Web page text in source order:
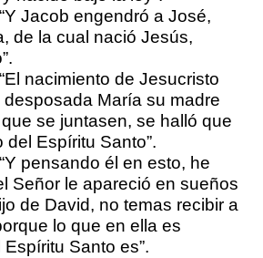
Jacob engendró a José,
de la cual nació Jesús,
nacimiento de Jesucristo
María su madre
se juntasen, se halló que
Espíritu Santo”.
pensando él en esto, he
Señor le apareció en sueños
de David, no temas recibir a
lo que en ella es
Santo es”.